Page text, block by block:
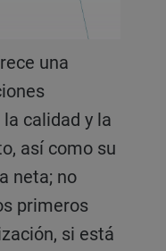
calidad y la
así como su
neta; no
primeros
si está